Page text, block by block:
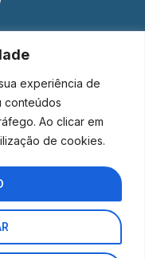
experiência de
conteúdos
Ao clicar em
de cookies.
reservados.